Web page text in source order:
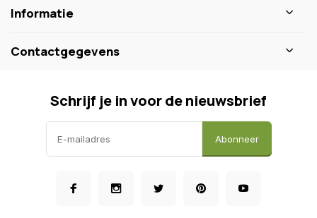
Informatie
Contactgegevens
Schrijf je in voor de nieuwsbrief
Abonneer